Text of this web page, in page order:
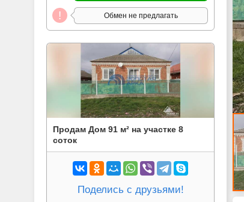
Обмен не предлагать
Продам Дом 91 м² на участке 8
соток
Поделись с друзьями!